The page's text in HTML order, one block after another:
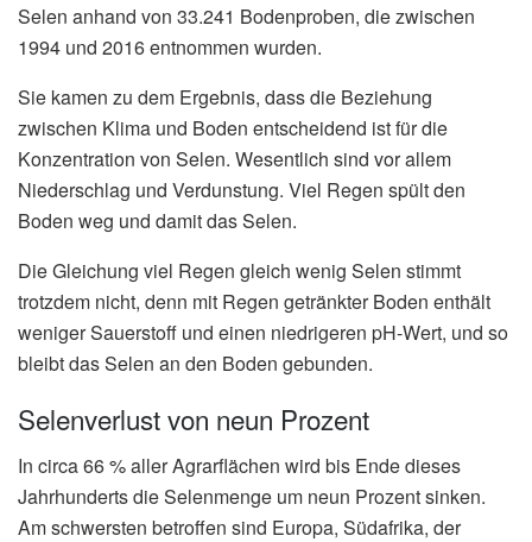
Selen anhand von 33.241 Bodenproben, die zwischen
1994 und 2016 entnommen wurden.
Sie kamen zu dem Ergebnis, dass die Beziehung
zwischen Klima und Boden entscheidend ist für die
Konzentration von Selen. Wesentlich sind vor allem
Niederschlag und Verdunstung. Viel Regen spült den
Boden weg und damit das Selen.
Die Gleichung viel Regen gleich wenig Selen stimmt
trotzdem nicht, denn mit Regen getränkter Boden enthält
weniger Sauerstoff und einen niedrigeren pH-Wert, und so
bleibt das Selen an den Boden gebunden.
Selenverlust von neun Prozent
In circa 66 % aller Agrarflächen wird bis Ende dieses
Jahrhunderts die Selenmenge um neun Prozent sinken.
Am schwersten betroffen sind Europa, Südafrika, der